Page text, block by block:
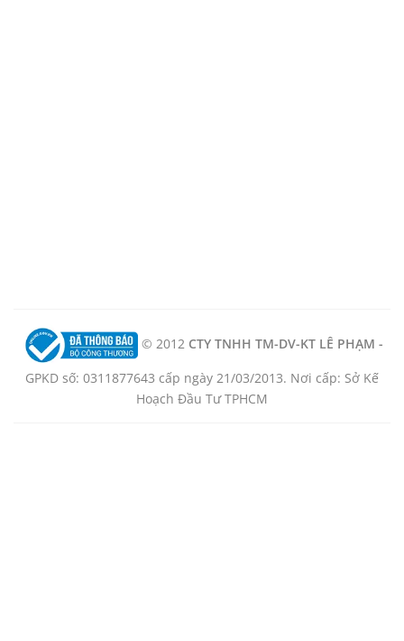
© 2012 CTY TNHH TM-DV-KT LÊ PHẠM -
GPKD số: 0311877643 cấp ngày 21/03/2013. Nơi cấp: Sở Kế
Hoạch Đầu Tư TPHCM